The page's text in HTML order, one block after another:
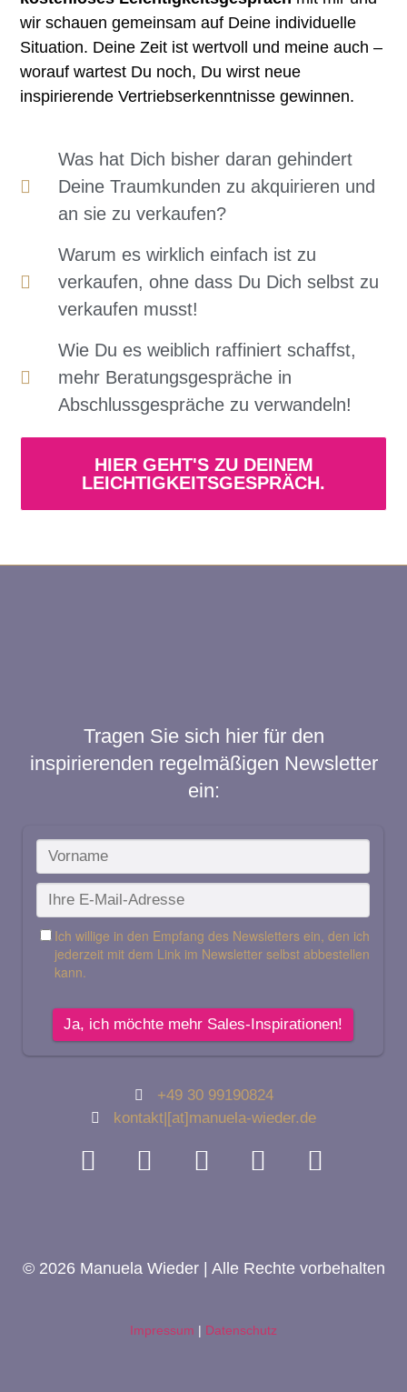
wir schauen gemeinsam auf Deine individuelle
Situation. Deine Zeit ist wertvoll und meine auch –
worauf wartest Du noch, Du wirst neue
inspirierende Vertriebserkenntnisse gewinnen.
Was hat Dich bisher daran gehindert
Deine Traumkunden zu akquirieren und
an sie zu verkaufen?
Warum es wirklich einfach ist zu
verkaufen, ohne dass Du Dich selbst zu
verkaufen musst!
Wie Du es weiblich raffiniert schaffst,
mehr Beratungsgespräche in
Abschlussgespräche zu verwandeln!
HIER GEHT'S ZU DEINEM
LEICHTIGKEITSGESPRÄCH.
Tragen Sie sich hier für den
inspirierenden regelmäßigen Newsletter
ein:
+49 30 99190824
kontakt|[at]manuela-wieder.de
© 2026 Manuela Wieder | Alle Rechte vorbehalten
Impressum | Datenschutz